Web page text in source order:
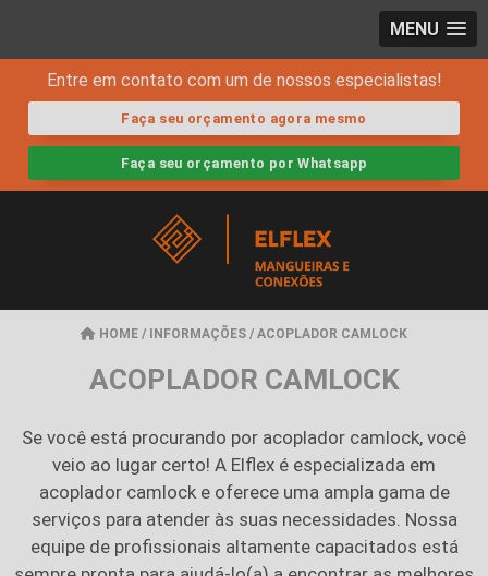
MENU
Entre em contato com um de nossos especialistas!
Faça seu orçamento agora mesmo
Faça seu orçamento por Whatsapp
HOME / INFORMAÇÕES / ACOPLADOR CAMLOCK
ACOPLADOR CAMLOCK
Se você está procurando por acoplador camlock, você
veio ao lugar certo! A Elflex é especializada em
acoplador camlocke oferece uma ampla gama de
serviços para atender às suas necessidades. Nossa
equipe de profissionais altamente capacitados está